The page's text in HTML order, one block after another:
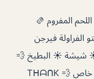
متر الجبن 🍕 ‎دجاج مشوي 🍱 ‎لفة اللحم المفروم 🫔
‎كوردون بلو ‎☀︎︎ مشروبات ☀︎︎ ‎موهيتو الفراولة ‎فيرجن
سانجريا وايت🍋 ‎ضباب أزرق 🫐 ‎☀︎︎ شيشة ☀︎︎ ‎البطيخ 💨
‎مكس توت العليق 💨 ‎جراند كافيه خاص 💨 TᕼᗩᑎK